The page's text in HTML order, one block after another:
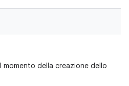
della creazione dello